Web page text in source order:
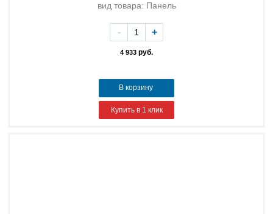
вид товара: Панель
4 933 руб.
- +
В корзину
Купить в 1 клик